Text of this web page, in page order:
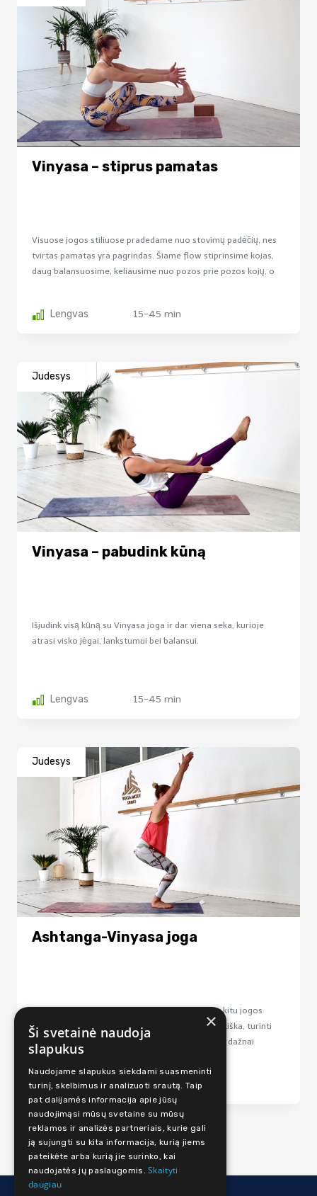
Vinyasa – stiprus pamatas
Visuose jogos stiliuose pradedame nuo stovimų padėčių, nes
tvirtas pamatas yra pagrindas. Šiame flow stiprinsime kojas,
daug balansuosime, keliausime nuo pozos prie pozos kojų, o
Lengvas 15-45 min
Judesys
Vinyasa – pabudink kūną
Išjudink visą kūną su Vinyasa joga ir dar viena seka, kurioje
atrasi visko jėgai, lankstumui bei balansui.
Lengvas 15-45 min
Judesys
Ashtanga-Vinyasa joga
Ashtanga-Vinyasa pažintis tiek su vienu, tiek su kitu jogos
stiliumi. Asthtanga stilius tai nekintanti, sistematiška, turinti
gilias tradicijas jogos asanų seka. Vinyasa jogoje dažnai
sutiksite būtent šias asanas, tik šiek...
Lengvas 15-45 min
×
Ši svetainė naudoja
slapukus
Naudojame slapukus siekdami suasmeninti
turinį, skelbimus ir analizuoti srautą. Taip
pat dalijamės informacija apie jūsų
naudojimąsi mūsų svetaine su mūsų
reklamos ir analizės partneriais, kurie gali
ją sujungti su kita informacija, kurią jiems
pateikėte arba kurią jie surinko, kai
naudojatės jų paslaugomis.Skaityti
daugiau